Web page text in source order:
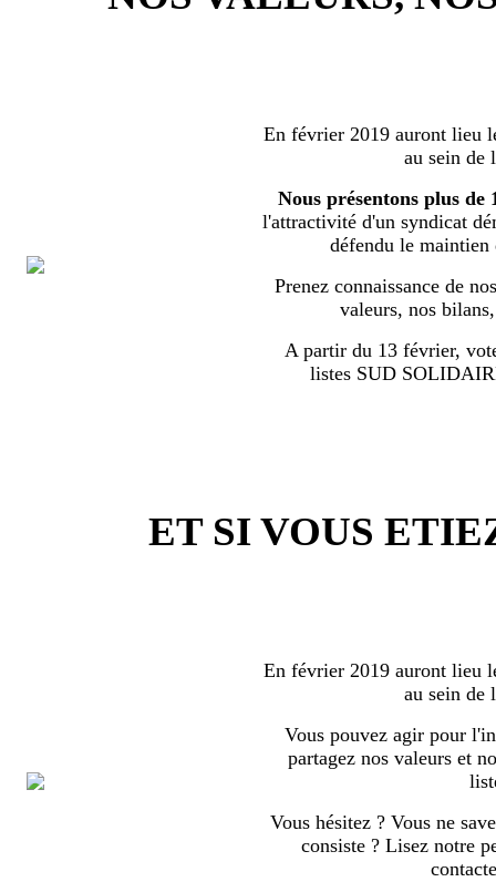
En février 2019 auront lieu
au sein de
Nous présentons plus de
l'attractivité d'un syndicat
défendu le maintien
Prenez connaissance de
valeurs, nos
A partir du 13 février,
listes SUD
ET SI VOUS
En février 2019 auront lieu
au sein de
Vous pouvez agir pour
partagez nos valeurs et
Vous hésitez ? Vous ne
consiste ? Lisez notre